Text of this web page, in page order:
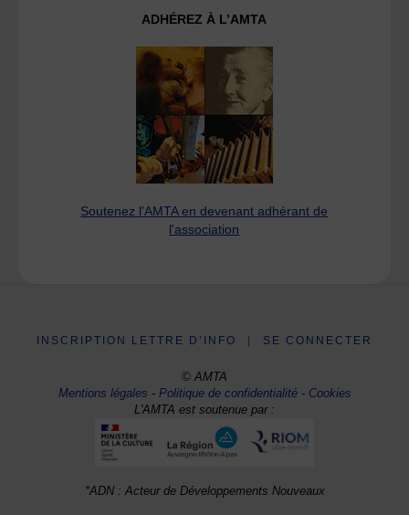
ADHÉREZ À L’AMTA
Soutenez l'AMTA en devenant adhérant de
l'association
INSCRIPTION LETTRE D’INFO SE CONNECTER
© AMTA
Mentions légales -Politique de confidentialité- Cookies
L'AMTA est soutenue par :
*ADN : Acteur de Développements Nouveaux